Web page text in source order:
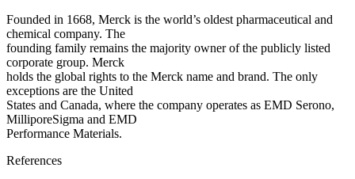
Founded in 1668, Merck is the world’s oldest pharmaceutical and
chemical company. The
founding family remains the majority owner of the publicly listed
corporate group. Merck
holds the global rights to the Merck name and brand. The only
exceptions are the United
States and Canada, where the company operates as EMD Serono,
MilliporeSigma and EMD
Performance Materials.
References